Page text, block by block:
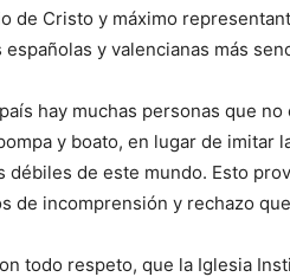
de Cristo y máximo
españolas y valencianas más
hay muchas personas que
y boato, en lugar de
débiles de este mundo. Esto
de incomprensión y rechazo
todo respeto, que la Iglesia